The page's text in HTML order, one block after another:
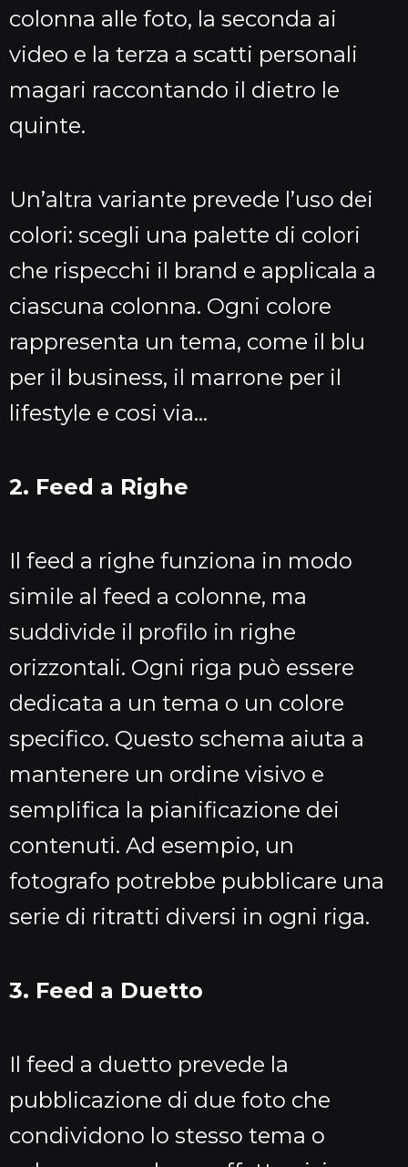
colonna alle foto, la seconda ai
video e la terza a scatti personali
magari raccontando il dietro le
quinte.
Un’altra variante prevede l’uso dei
colori: scegli una palette di colori
che rispecchi il brand e applicala a
ciascuna colonna. Ogni colore
rappresenta un tema, come il blu
per il business, il marrone per il
lifestyle e cosi via…
2. Feed a Righe
Il feed a righe funziona in modo
simile al feed a colonne, ma
suddivide il profilo in righe
orizzontali. Ogni riga può essere
dedicata a un tema o un colore
specifico. Questo schema aiuta a
mantenere un ordine visivo e
semplifica la pianificazione dei
contenuti. Ad esempio, un
fotografo potrebbe pubblicare una
serie di ritratti diversi in ogni riga.
3. Feed a Duetto
Il feed a duetto prevede la
pubblicazione di due foto che
condividono lo stesso tema o